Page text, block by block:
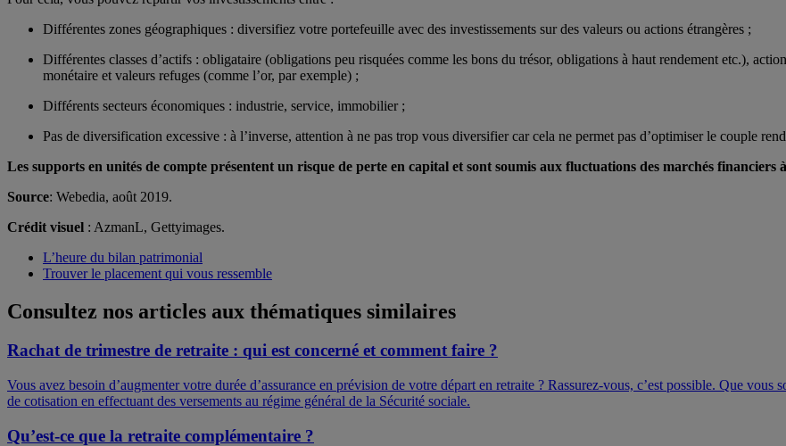
Différentes zones géographiques : diversifiez votre portefeuille avec des investissements sur des valeurs ou actions étrangères ;
Différentes classes d’actifs : obligataire (obligations peu risquées comme les bons du trésor, obligations à haut rendement etc.),
monétaire et valeurs refuges (comme l’or, par exemple) ;
Différents secteurs économiques : industrie, service, immobilier ;
Pas de diversification excessive : à l’inverse, attention à ne pas trop vous diversifier car cela ne permet pas d’optimiser le couple
Les supports en unités de compte présentent un risque de perte en capital et sont soumis aux fluctuations des marchés financiers
Source: Webedia, août 2019.
Crédit visuel : AzmanL, Gettyimages.
L’heure du bilan patrimonial
Trouver le placement qui vous ressemble
Consultez nos articles aux thématiques similaires
Rachat de trimestre de retraite : qui est concerné et comment faire ?
Vous avez besoin d’augmenter votre durée d’assurance en prévision de votre départ en retraite ? Rassurez-vous, c’est possible. Que
de cotisation en effectuant des versements au régime général de la Sécurité sociale.
Qu’est-ce que la retraite complémentaire ?